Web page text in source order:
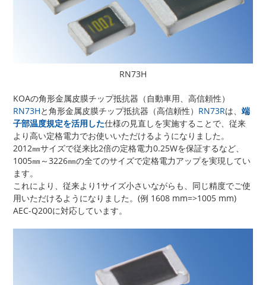
RN73H
KOAの角形金属皮膜チップ抵抗器（自動車用、高信頼性）
RN73Hと角形金属皮膜チップ抵抗器（高信頼性） RN73Rは、端
子部温度規定を活用した仕様の見直しを実施することで、従来
より高い定格電力でお使いいただけるようになりました。
2012㎜サイズで従来比2倍の定格電力0.25Wを保証するなど、
1005㎜～3226㎜の全てのサイズで定格電力アップを実現してい
ます。
これにより、従来より1サイズ小さいながらも、同じ精度でご使
用いただけるようになりました。(例 1608 mm=>1005 mm)
AEC-Q200に対応しています。